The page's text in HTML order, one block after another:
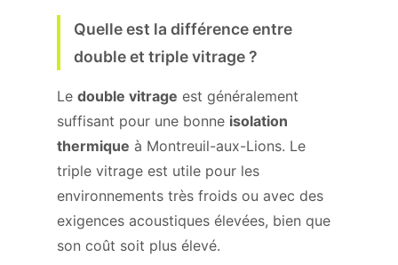
Quelle est la différence entre
double et triple vitrage ?
Le double vitrage est généralement
suffisant pour une bonne isolation
thermique à Montreuil-aux-Lions. Le
triple vitrage est utile pour les
environnements très froids ou avec des
exigences acoustiques élevées, bien que
son coût soit plus élevé.